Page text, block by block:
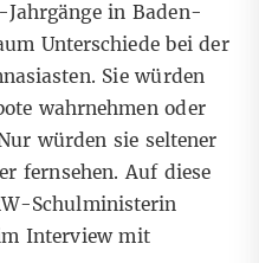
in Baden-
Unterschiede bei der
Sie würden
wahrnehmen oder
würden sie seltener
fernsehen. Auf diese
Schulministerin
Interview mit